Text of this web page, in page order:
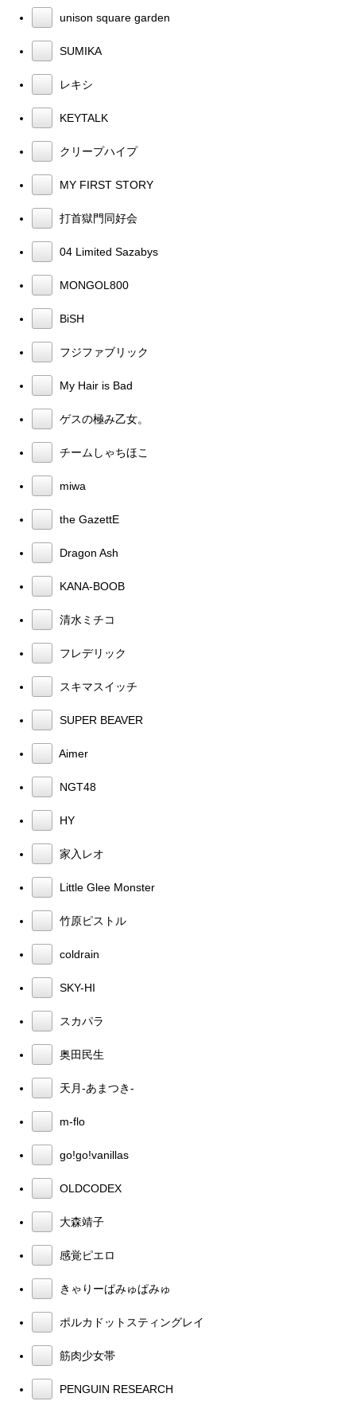
unison square garden
SUMIKA
レキシ
KEYTALK
クリープハイプ
MY FIRST STORY
打首獄門同好会
04 Limited Sazabys
MONGOL800
BiSH
フジファブリック
My Hair is Bad
ゲスの極み乙女。
チームしゃちほこ
miwa
the GazettE
Dragon Ash
KANA-BOOB
清水ミチコ
フレデリック
スキマスイッチ
SUPER BEAVER
Aimer
NGT48
HY
家入レオ
Little Glee Monster
竹原ピストル
coldrain
SKY-HI
スカパラ
奥田民生
天月-あまつき-
m-flo
go!go!vanillas
OLDCODEX
大森靖子
感覚ピエロ
きゃりーぱみゅぱみゅ
ポルカドットスティングレイ
筋肉少女帯
PENGUIN RESEARCH